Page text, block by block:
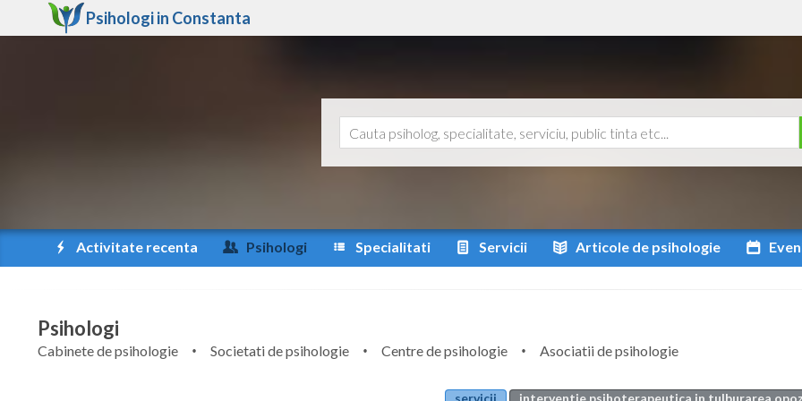
Psihologi in Constanta
Activitate recenta Psihologi Specialitati Servicii Articole de psihologie
Psihologi
Cabinete de psihologie Societati de psihologie Centre de psihologie
Asociatii de psihologie
servicii
interventie psihoterapeutica in tulburarea